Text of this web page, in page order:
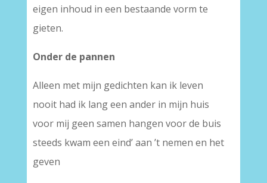
eigen inhoud in een bestaande vorm te
gieten.
Onder de pannen
Alleen met mijn gedichten kan ik leven
nooit had ik lang een ander in mijn huis
voor mij geen samen hangen voor de buis
steeds kwam een eind’ aan ’t nemen en het
geven